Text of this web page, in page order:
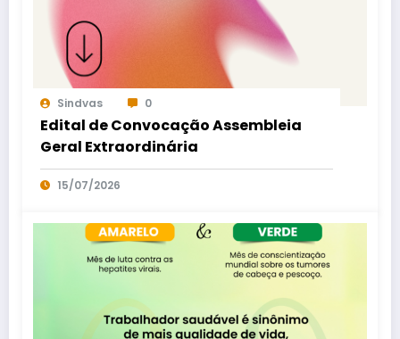
Sindvas 0
Edital de Convocação Assembleia
Geral Extraordinária
15/07/2026